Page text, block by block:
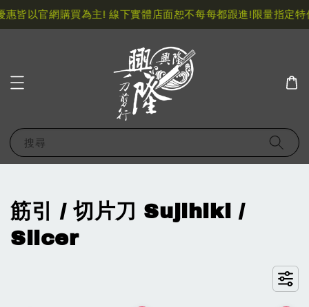
官網購買為主! 線下實體店面恕不每每都跟進!限量指定特價快
搜尋
筋引 / 切片刀 Sujihiki /
Slicer